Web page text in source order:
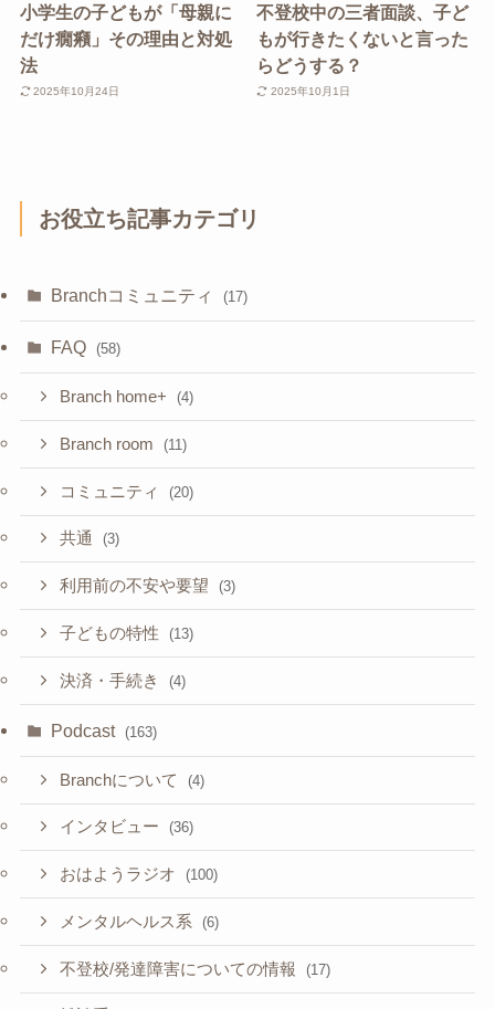
小学生の子どもが「母親に
だけ癇癪」その理由と対処
法
2025年10月24日
不登校中の三者面談、子ど
もが行きたくないと言った
らどうする？
2025年10月1日
お役立ち記事カテゴリ
Branchコミュニティ (17)
FAQ (58)
Branch home+ (4)
Branch room (11)
コミュニティ (20)
共通 (3)
利用前の不安や要望 (3)
子どもの特性 (13)
決済・手続き (4)
Podcast (163)
Branchについて (4)
インタビュー (36)
おはようラジオ (100)
メンタルヘルス系 (6)
不登校/発達障害についての情報 (17)